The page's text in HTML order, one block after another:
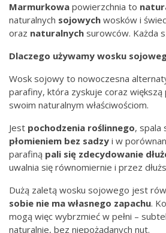
Marmurkowa powierzchnia to
naturalnych sojowych wosków i
oraz naturalnych surowców. Każda
Dlaczego używamy wosku
Wosk sojowy to nowoczesna
parafiny, która zyskuje coraz większą
swoim naturalnym właściwościom.
Jest pochodzenia roślinnego, spala
płomieniem bez sadzy i w
parafiną pali się zdecydowanie
uwalnia się równomiernie i przez
Dużą zaletą wosku sojowego jest
sobie nie ma własnego zapachu.
mogą więc wybrzmieć w pełni –
naturalnie, bez niepożądanych nut.